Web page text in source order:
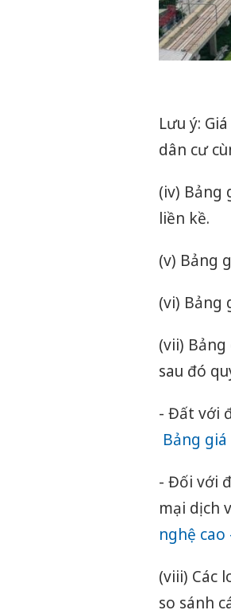
Lưu ý:
dân cư
(iv) Bảng
liền kề.
(v) Bảng
(vi) Bảng
(vii)
sau đó
- Đất với
Bảng
- Đối với
mại dịch
nghệ
(viii) Các
so sánh